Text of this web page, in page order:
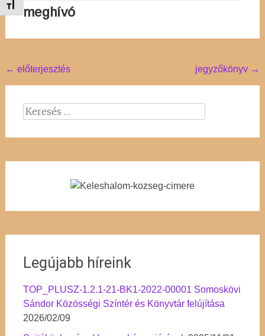
Betűméret váltása
meghívó
Post
navigation
← előterjesztés jegyzőkönyv →
Keresés:
Legújabb híreink
TOP_PLUSZ-1.2.1-21-BK1-2022-00001 Somoskövi
Sándor Közösségi Színtér és Könyvtár felújítása
2026/02/09